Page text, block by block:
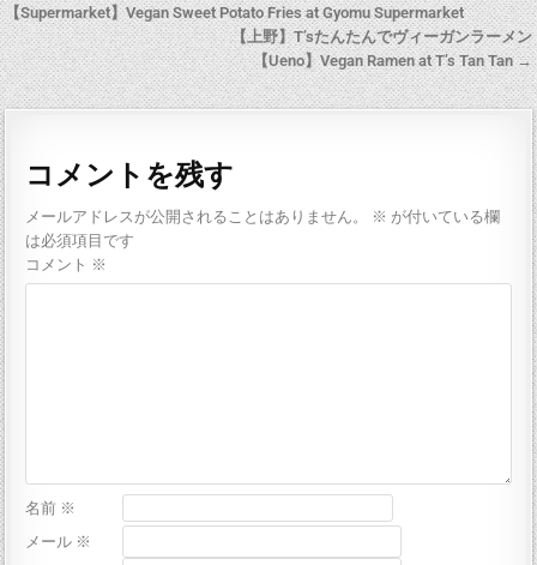
【Supermarket】Vegan Sweet Potato Fries at Gyomu Supermarket
【上野】T’sたんたんでヴィーガンラーメン
【Ueno】Vegan Ramen at T’s Tan Tan →
コメントを残す
メールアドレスが公開されることはありません。 ※ が付いている欄
は必須項目です
コメント ※
名前 ※
メール ※